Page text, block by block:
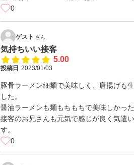
0
ゲスト さん
気持ちいい接客
5.00
投稿日 2023/01/03
豚骨ラーメン細麺で美味しく、唐揚げも
した。
醤油ラーメンも麺もちもちで美味しかった
接客のお兄さんも元気で感じが良く気遣
す。
0